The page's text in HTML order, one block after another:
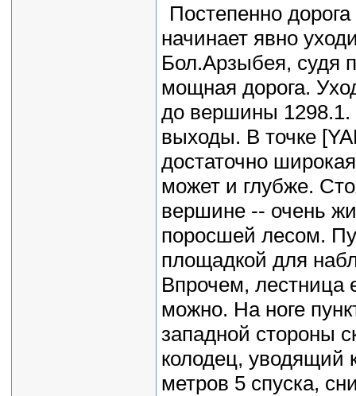
Постепенно
начинает явно
Бол.Арзыбея, судя
мощная дорога.
до вершины 1298.1.
выходы. В точке
достаточно
может и глубже.
вершине -- очень
поросшей лесом.
площадкой для
Впрочем, лестница
можно. На ноге
западной стороны
колодец, уводящий
метров 5 спуска,